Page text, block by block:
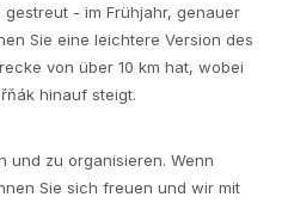
- im Frühjahr, genauer
Sie eine leichtere Version des
von über 10 km hat, wobei
hinauf steigt.
und zu organisieren. Wenn
Sie sich freuen und wir mit